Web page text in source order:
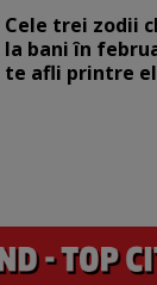
Cele trei zodii
la bani în
te afli printre